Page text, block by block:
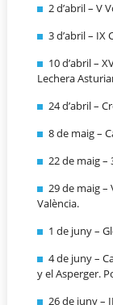
2 d’abril – V
3 d’abril – IX
10 d’abril –
Lechera
24 d’abril –
8 de maig –
22 de maig –
29 de maig –
València.
1 de juny –
4 de juny –
y el Asperger.
26 de juny –